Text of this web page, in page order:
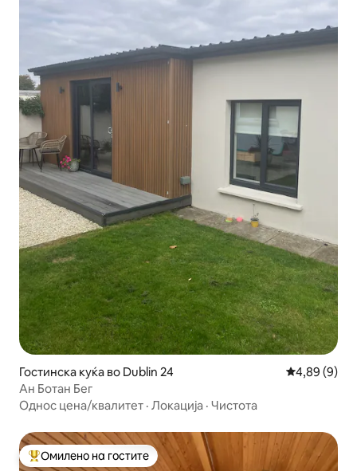
Гостинска куќа во Dublin 24 Просечна
4,89 (9)
Ан Ботан Бег
Однос цена/квалитет · Локација · Чистота
Меѓу најуспешните „Омилени на гостите“
Омилено на гостите